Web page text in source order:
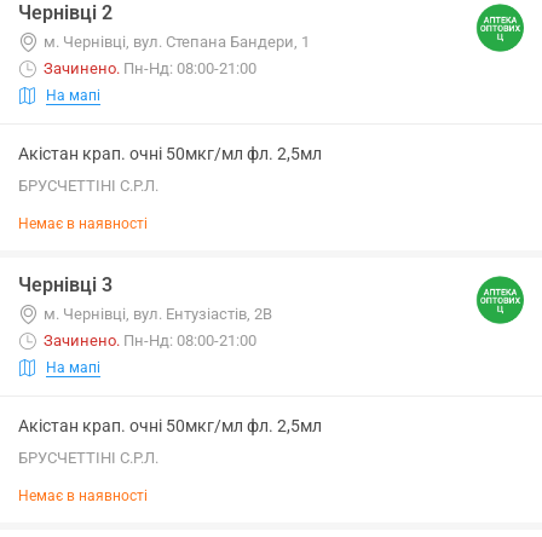
Чернівці 2
м. Чернівці, вул. Степана Бандери, 1
Зачинено. Пн-Нд: 08:00-21:00
На мапі
Акістан крап. очні 50мкг/мл фл. 2,5мл
БРУСЧЕТТІНІ С.Р.Л.
Немає в наявності
Чернівці 3
м. Чернівці, вул. Ентузіастів, 2В
Зачинено. Пн-Нд: 08:00-21:00
На мапі
Акістан крап. очні 50мкг/мл фл. 2,5мл
БРУСЧЕТТІНІ С.Р.Л.
Немає в наявності